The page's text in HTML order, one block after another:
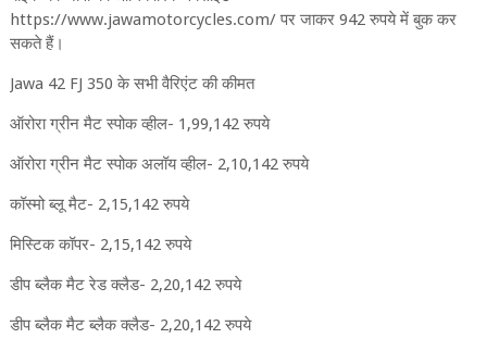
https://www.jawamotorcycles.com/ पर जाकर 942 रुपये में बुक कर
सकते हैं।
Jawa 42 FJ 350 के सभी वैरिएंट की कीमत
ऑरोरा ग्रीन मैट स्पोक व्हील- 1,99,142 रुपये
ऑरोरा ग्रीन मैट स्पोक अलॉय व्हील- 2,10,142 रुपये
कॉस्मो ब्लू मैट- 2,15,142 रुपये
मिस्टिक कॉपर- 2,15,142 रुपये
डीप ब्लैक मैट रेड क्लैड- 2,20,142 रुपये
डीप ब्लैक मैट ब्लैक क्लैड- 2,20,142 रुपये